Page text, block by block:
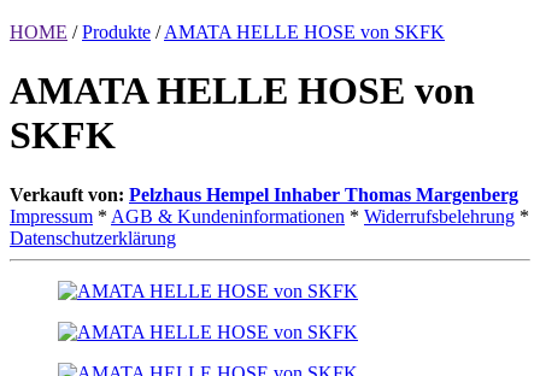
HOME / Produkte / AMATA HELLE HOSE von SKFK
AMATA HELLE HOSE von
SKFK
Verkauft von: Pelzhaus Hempel Inhaber Thomas Margenberg
Impressum * AGB & Kundeninformationen * Widerrufsbelehrung *
Datenschutzerklärung